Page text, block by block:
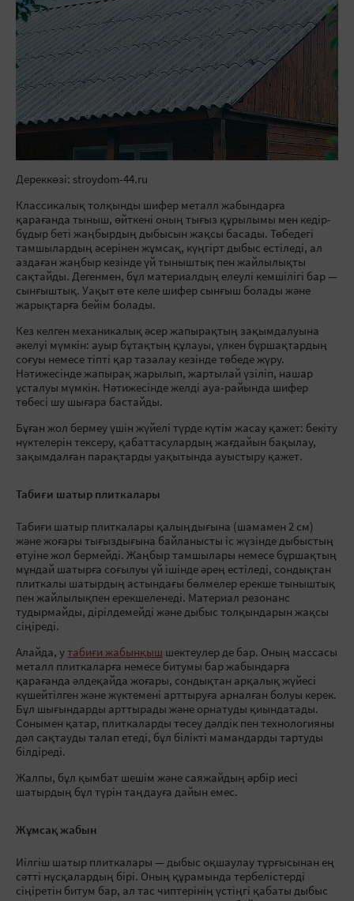
Дереккөзі: stroydom-44.ru
Классикалық толқынды шифер металл жабындарға
қарағанда тыныш, өйткені оның тығыз құрылымы мен кедір-
бұдыр беті жаңбырдың дыбысын жақсы басады. Төбедегі
тамшылардың әсерінен жұмсақ, күңгірт дыбыс естіледі, ал
аздаған жаңбыр кезінде үй тыныштық пен жайлылықты
сақтайды. Дегенмен, бұл материалдың елеулі кемшілігі бар —
сынғыштық. Уақыт өте келе шифер сынғыш болады және
жарықтарға бейім болады.
Кез келген механикалық әсер жапырақтың зақымдалуына
әкелуі мүмкін: ауыр бұтақтың құлауы, үлкен бұршақтардың
соғуы немесе тіпті қар тазалау кезінде төбеде жүру.
Нәтижесінде жапырақ жарылып, жартылай үзіліп, нашар
ұсталуы мүмкін. Нәтижесінде желді ауа-райында шифер
төбесі шу шығара бастайды.
Бұған жол бермеу үшін жүйелі түрде күтім жасау қажет: бекіту
нүктелерін тексеру, қабаттасулардың жағдайын бақылау,
зақымдалған парақтарды уақытында ауыстыру қажет.
Табиғи шатыр плиткалары
Табиғи шатыр плиткалары қалыңдығына (шамамен 2 см)
және жоғары тығыздығына байланысты іс жүзінде дыбыстың
өтуіне жол бермейді. Жаңбыр тамшылары немесе бұршақтың
мұндай шатырға соғылуы үй ішінде әрең естіледі, сондықтан
плиткалы шатырдың астындағы бөлмелер ерекше тыныштық
пен жайлылықпен ерекшеленеді. Материал резонанс
тудырмайды, дірілдемейді және дыбыс толқындарын жақсы
сіңіреді.
Алайда, у табиғи жабынқыш шектеулер де бар. Оның массасы
металл плиткаларға немесе битумы бар жабындарға
қарағанда әлдеқайда жоғары, сондықтан арқалық жүйесі
күшейтілген және жүктемені арттыруға арналған болуы керек.
Бұл шығындарды арттырады және орнатуды қиындатады.
Сонымен қатар, плиткаларды төсеу дәлдік пен технологияны
дәл сақтауды талап етеді, бұл білікті мамандарды тартуды
білдіреді.
Жалпы, бұл қымбат шешім және саяжайдың әрбір иесі
шатырдың бұл түрін таңдауға дайын емес.
Жұмсақ жабын
Иілгіш шатыр плиткалары — дыбыс оқшаулау тұрғысынан ең
сәтті нұсқалардың бірі. Оның құрамында тербелістерді
сіңіретін битум бар, ал тас чиптерінің үстіңгі қабаты дыбыс